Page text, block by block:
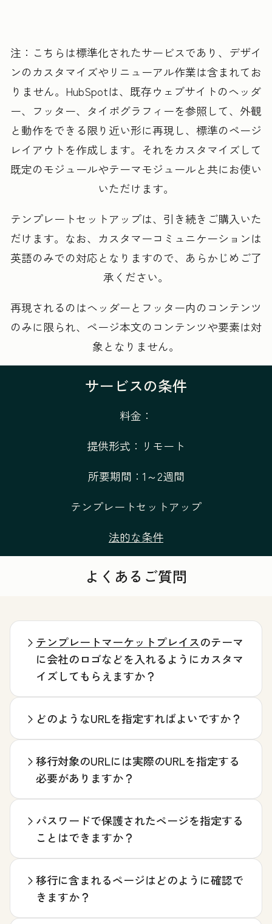
注：こちらは標準化されたサービスであり、デザイ
ンのカスタマイズやリニューアル作業は含まれてお
りません。HubSpotは、既存ウェブサイトのヘッダ
ー、フッター、タイポグラフィーを参照して、外観
と動作をできる限り近い形に再現し、標準のページ
レイアウトを作成します。それをカスタマイズして
既定のモジュールやテーマモジュールと共にお使い
いただけます。
テンプレートセットアップは、引き続きご購入いた
だけます。なお、カスタマーコミュニケーションは
英語のみでの対応となりますので、あらかじめご了
承ください。
再現されるのはヘッダーとフッター内のコンテンツ
のみに限られ、ページ本文のコンテンツや要素は対
象となりません。
サービスの条件
料金：
提供形式：リモート
所要期間：1～2週間
テンプレートセットアップ
法的な条件
よくあるご質問
テンプレートマーケットプレイスのテーマ
に会社のロゴなどを入れるようにカスタマ
イズしてもらえますか？
どのようなURLを指定すればよいですか？
移行対象のURLには実際のURLを指定する
必要がありますか？
パスワードで保護されたページを指定する
ことはできますか？
移行に含まれるページはどのように確認で
きますか？